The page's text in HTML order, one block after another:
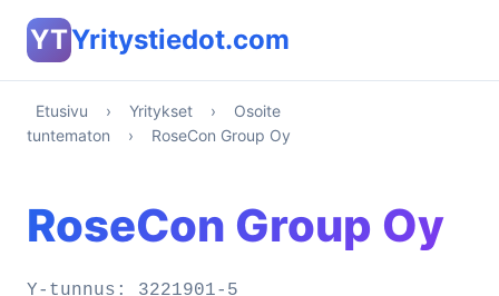
YTYritystiedot.com
Etusivu › Yritykset ›
Osoite
tuntematon
› RoseCon Group Oy
RoseCon Group Oy
Y-tunnus: 3221901-5